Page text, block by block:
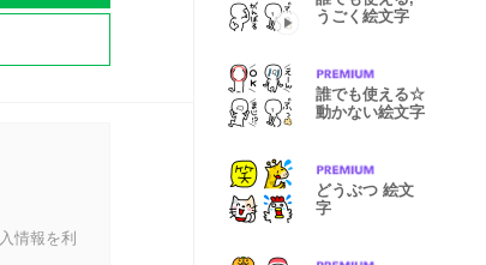
情報を利
うごく絵文字
誰でも使える☆
動かない絵文字
どうぶつ 絵文
字